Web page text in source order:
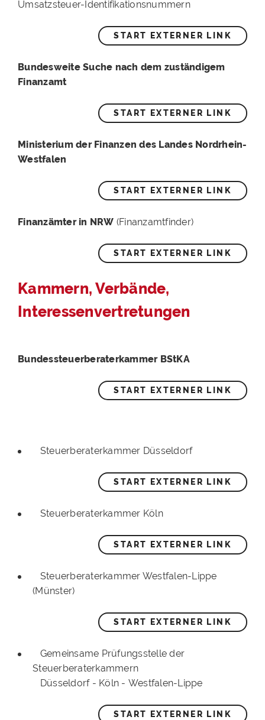
Umsatzsteuer-Identifikationsnummern
START EXTERNER LINK
Bundesweite Suche nach dem zuständigem
Finanzamt
START EXTERNER LINK
Ministerium der Finanzen des Landes Nordrhein-
Westfalen
START EXTERNER LINK
Finanzämter in NRW (Finanzamtfinder)
START EXTERNER LINK
Kammern, Verbände,
Interessenvertretungen
Bundessteuerberaterkammer BStKA
START EXTERNER LINK
Steuerberaterkammer Düsseldorf
START EXTERNER LINK
Steuerberaterkammer Köln
START EXTERNER LINK
Steuerberaterkammer Westfalen-Lippe
(Münster)
START EXTERNER LINK
Gemeinsame Prüfungsstelle der
Steuerberaterkammern
Düsseldorf - Köln - Westfalen-Lippe
START EXTERNER LINK